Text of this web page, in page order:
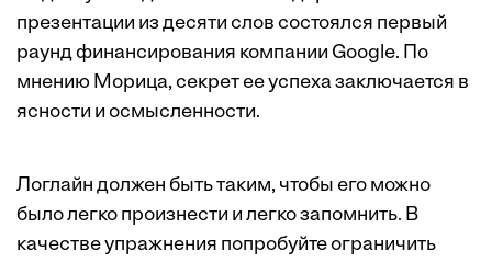
презентации из десяти слов состоялся первый
раунд финансирования компании Google. По
мнению Морица, секрет ее успеха заключается в
ясности и осмысленности.
Логлайн должен быть таким, чтобы его можно
было легко произнести и легко запомнить. В
качестве упражнения попробуйте ограничить